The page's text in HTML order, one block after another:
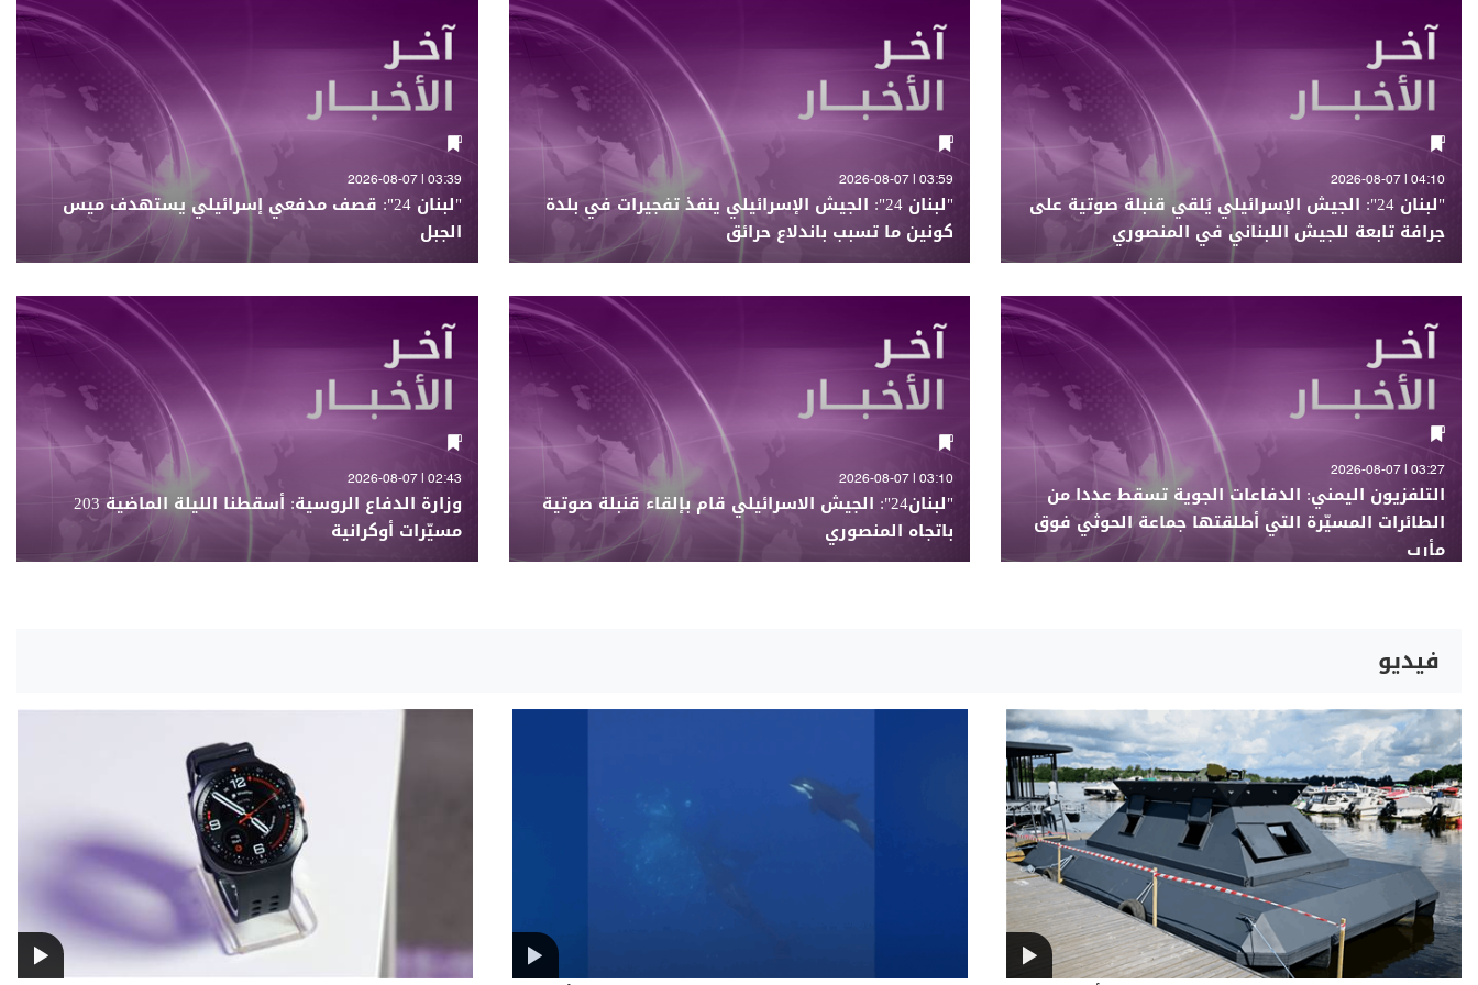
04:10 | 2026-08-07
"لبنان 24": الجيش الإسرائيلي يُلقي قنبلة صوتية على
جرافة تابعة للجيش اللبناني في المنصوري
03:59 | 2026-08-07
"لبنان 24": الجيش الإسرائيلي ينفذ تفجيرات في بلدة
كونين ما تسبب باندلاع حرائق
03:39 | 2026-08-07
"لبنان 24": قصف مدفعي إسرائيلي يستهدف ميس
الجبل
03:27 | 2026-08-07
التلفزيون اليمني: الدفاعات الجوية تسقط عددا من
الطائرات المسيّرة التي أطلقتها جماعة الحوثي فوق
مأرب
03:10 | 2026-08-07
"لبنان24": الجيش الاسرائيلي قام بإلقاء قنبلة صوتية
باتجاه المنصوري
02:43 | 2026-08-07
وزارة الدفاع الروسية: أسقطنا الليلة الماضية 203
مسيّرات أوكرانية
فيديو